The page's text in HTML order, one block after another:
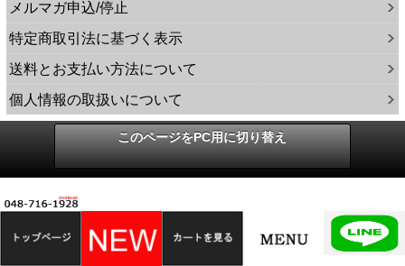
メルマガ申込/停止
特定商取引法に基づく表示
送料とお支払い方法について
個人情報の取扱いについて
このページをPC用に切り替え